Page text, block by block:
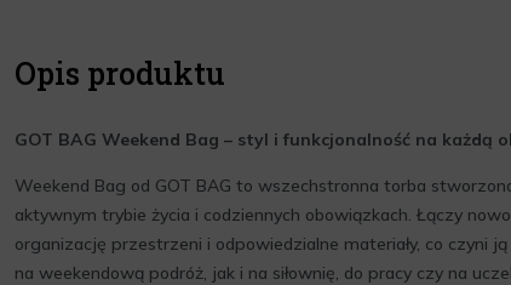
Opis produktu
GOT BAG Weekend Bag – styl i funkcjonalność na każdą
Weekend Bag od GOT BAG to wszechstronna torba
aktywnym trybie życia i codziennych obowiązkach. Łączy
organizację przestrzeni i odpowiedzialne materiały, co czyni
na weekendową podróż, jak i na siłownię, do pracy czy na